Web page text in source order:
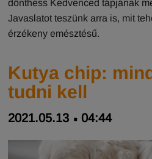
dönthess Kedvenced tápjának
Javaslatot teszünk arra is, mit
érzékeny emésztésű.
Kutya chip:
tudni kell
2021.05.13 04:44